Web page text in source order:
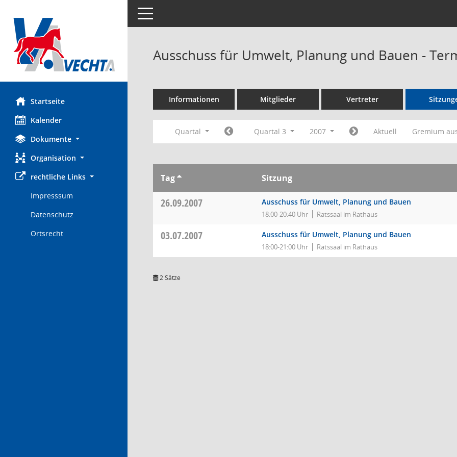
Startseite
Kalender
Dokumente
Organisation
rechtliche Links
Impresssum
Datenschutz
Ortsrecht
Toggle navigation
Ausschuss für Umwelt, Planung und Bauen -
Informationen Mitglieder Vertreter
Quartal Quartal 3 2007 Aktuell Gremium
Tag Sitzung
26.09.2007 Ausschuss für Umwelt, Planung und Bauen
18:00-20:40 Uhr Ratssaal im Rathaus
03.07.2007 Ausschuss für Umwelt, Planung und Bauen
18:00-21:00 Uhr Ratssaal im Rathaus
2 Sätze